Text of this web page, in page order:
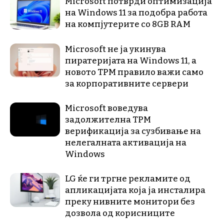
на Windows 11 за подобра работа
на компјутерите со 8GB RAM
Microsoft не ја укинува
пиратеријата на Windows 11, а
новото TPM правило важи само
за корпоративните сервери
Microsoft воведува
задолжителна TPM
верификација за сузбивање на
нелегалната активација на
Windows
LG ќе ги тргне рекламите од
апликацијата која ја инсталира
преку нивните монитори без
дозвола од корисниците